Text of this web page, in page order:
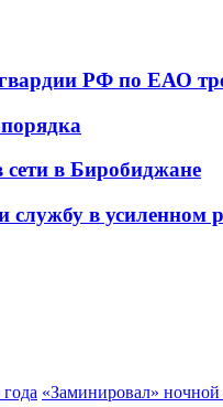
РФ по ЕАО
сети в Биробиджане
службу в усиленном
«Заминировал»